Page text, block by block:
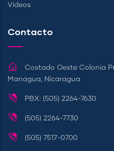
Videos
Contacto
Costado Oeste Colonia
Managua, Nicaragua
PBX: (505) 2264-7630
(505) 2264-7730
(505) 7517-0700